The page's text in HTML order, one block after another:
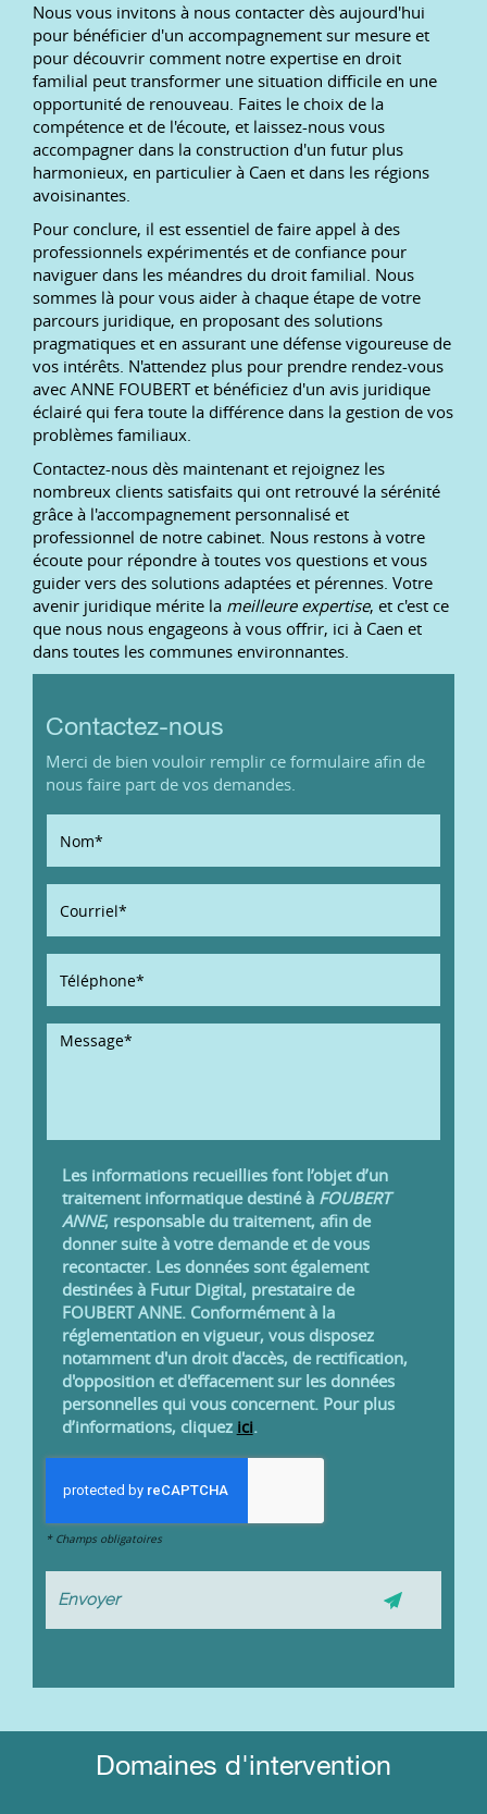
Nous vous invitons à nous contacter dès aujourd'hui
pour bénéficier d'un accompagnement sur mesure et
pour découvrir comment notre expertise en droit
familial peut transformer une situation difficile en une
opportunité de renouveau. Faites le choix de la
compétence et de l'écoute, et laissez-nous vous
accompagner dans la construction d'un futur plus
harmonieux, en particulier à Caen et dans les régions
avoisinantes.
Pour conclure, il est essentiel de faire appel à des
professionnels expérimentés et de confiance pour
naviguer dans les méandres du droit familial. Nous
sommes là pour vous aider à chaque étape de votre
parcours juridique, en proposant des solutions
pragmatiques et en assurant une défense vigoureuse de
vos intérêts. N'attendez plus pour prendre rendez-vous
avec ANNE FOUBERT et bénéficiez d'un avis juridique
éclairé qui fera toute la différence dans la gestion de vos
problèmes familiaux.
Contactez-nous dès maintenant et rejoignez les
nombreux clients satisfaits qui ont retrouvé la sérénité
grâce à l'accompagnement personnalisé et
professionnel de notre cabinet. Nous restons à votre
écoute pour répondre à toutes vos questions et vous
guider vers des solutions adaptées et pérennes. Votre
avenir juridique mérite la meilleure expertise, et c'est ce
que nous nous engageons à vous offrir, ici à Caen et
dans toutes les communes environnantes.
Contactez-nous
Merci de bien vouloir remplir ce formulaire afin de
nous faire part de vos demandes.
Les informations recueillies font l’objet d’un
traitement informatique destiné àFOUBERT
ANNE, responsable du traitement, afin de
donner suite à votre demande et de vous
recontacter. Les données sont également
destinées à Futur Digital, prestataire de
FOUBERT ANNE. Conformément à la
réglementation en vigueur, vous disposez
notamment d'un droit d'accès, de rectification,
d'opposition et d'effacement sur les données
personnelles qui vous concernent. Pour plus
d’informations, cliquez ici.
* Champs obligatoires
Domaines d'intervention